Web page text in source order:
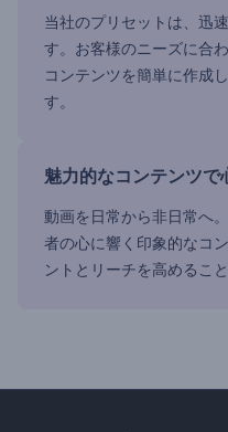
当社のプリセットは、迅
す。お客様のニーズに合
コンテンツを簡単に作成
す。
魅力的なコンテンツで
動画を日常から非日常へ
者の心に響く印象的なコ
ントとリーチを高めるこ